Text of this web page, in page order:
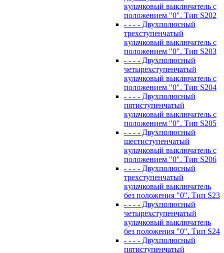
кулачковый выключатель с
положением "0". Тип S202
- - - - Двухполюсный
трехступенчатый
кулачковый выключатель с
положением "0". Тип S203
- - - - Двухполюсный
четырехступенчатый
кулачковый выключатель с
положением "0". Тип S204
- - - - Двухполюсный
пятиступенчатый
кулачковый выключатель с
положением "0". Тип S205
- - - - Двухполюсный
шестиступенчатый
кулачковый выключатель с
положением "0". Тип S206
- - - - Двухполюсный
трехступенчатый
кулачковый выключатель
без положения "0". Тип S23
- - - - Двухполюсный
четырехступенчатый
кулачковый выключатель
без положения "0". Тип S24
- - - - Двухполюсный
пятиступенчатый